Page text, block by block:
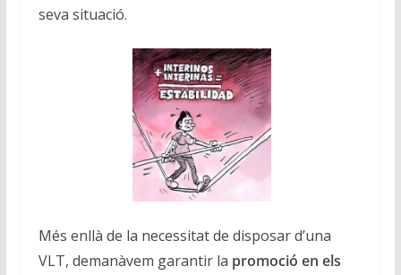
seva situació.
Més enllà de la necessitat de disposar d’una
VLT, demanàvem garantir la promoció en els